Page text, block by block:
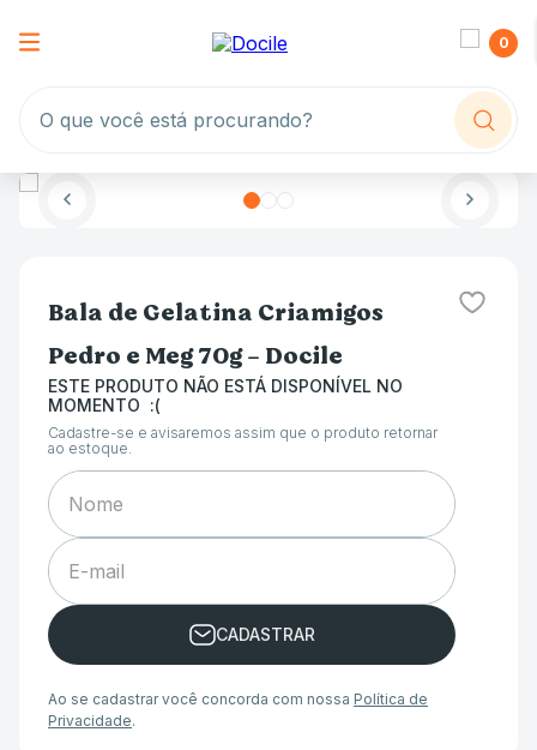
0
Bala de Gelatina Criamigos
Pedro e Meg 70g - Docile
ESTE PRODUTO NÃO ESTÁ DISPONÍVEL NO
MOMENTO
Ao se cadastrar você concorda com nossa Política de
Privacidade.